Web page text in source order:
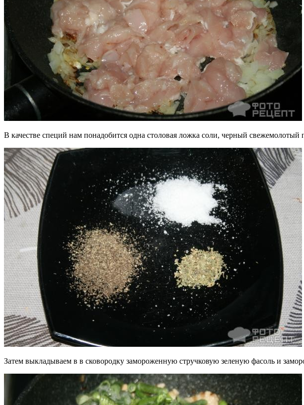
В качестве специй нам понадобится одна столовая ложка соли, черный
Затем выкладываем в в сковородку замороженную стручковую зеленую фасоль и